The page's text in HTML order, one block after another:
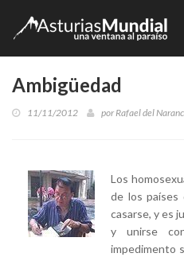
Ambigüedad
11/11/2012 porRafael del
Los
de los países
casarse, y es
y unirse
impedimento